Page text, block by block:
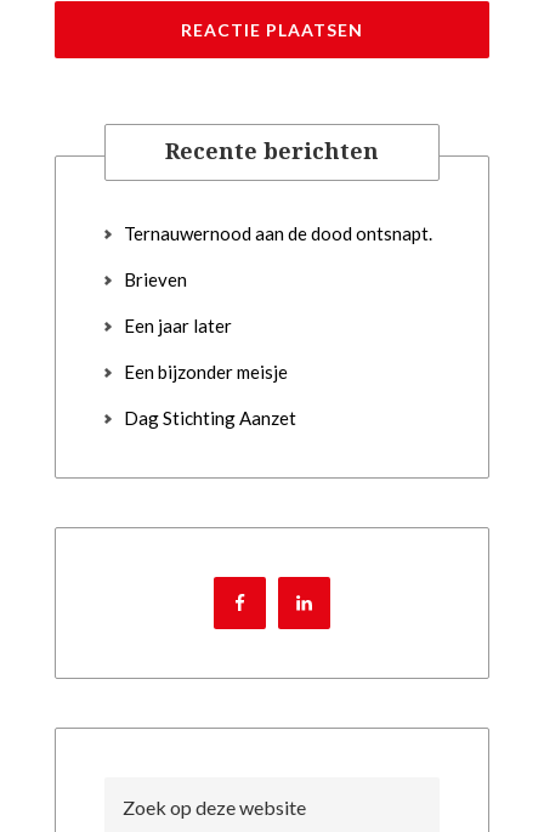
Recente berichten
Ternauwernood aan de dood ontsnapt.
Brieven
Een jaar later
Een bijzonder meisje
Dag Stichting Aanzet